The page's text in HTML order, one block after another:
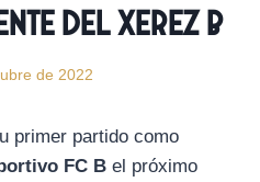
del Xerez B
de 2022
primer partido como
FC B el próximo